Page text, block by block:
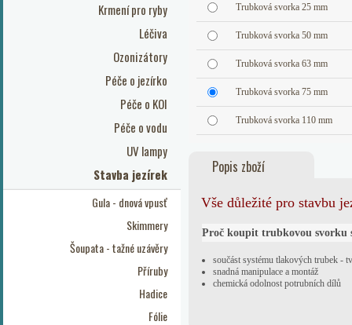
Krmení pro ryby
Léčiva
Ozonizátory
Péče o jezírko
Péče o KOI
Péče o vodu
UV lampy
Stavba jezírek
Gula - dnová vpusť
Skimmery
Šoupata - tažné uzávěry
Příruby
Hadice
Fólie
Trubková svorka 25 mm
Trubková svorka 50 mm
Trubková svorka 63 mm
Trubková svorka 75 mm
Trubková svorka 110 mm
Popis zboží
Vše důležité pro stavbu
Proč koupit trubkovou svorku
součást systému tlakových trubek -
snadná manipulace a montáž
chemická odolnost potrubních dílů